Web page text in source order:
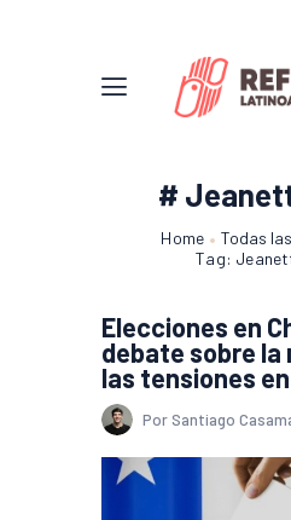
#
Home
Todas
Tag:
Elecciones en
debate sobre la
las tensiones
Por Santiago